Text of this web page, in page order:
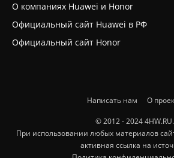
О компаниях Huawei и Honor
Официальный сайт Huawei в РФ
Официальный сайт Honor
Написать нам О
© 2012 - 2024 4HW.RU.
При использовании любых материалов
активная ссылка на